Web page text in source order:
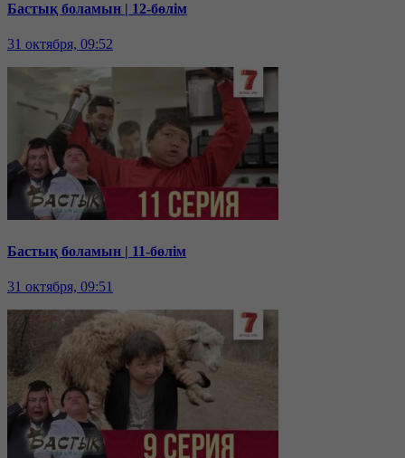
Бастық боламын | 12-бөлім
31 октября, 09:52
Бастық боламын | 11-бөлім
31 октября, 09:51